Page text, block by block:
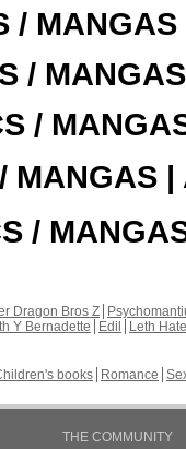
/
/
/
|
/
Dragon Bros Z
Y Bernadette Edil
Leth Hate
books Romance
THE COMMUNITY